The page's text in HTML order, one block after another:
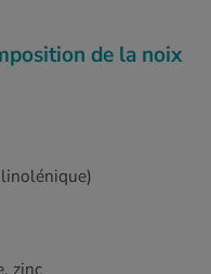
de la noix